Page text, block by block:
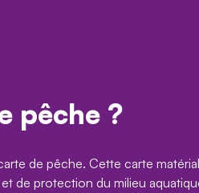
pêche ?
de pêche. Cette carte
de protection du milieu